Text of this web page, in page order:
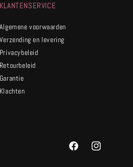
KLANTENSERVICE
Algemene voorwaarden
Verzending en levering
Privacybeleid
Retourbeleid
Garantie
Klachten
FacebookInstagram